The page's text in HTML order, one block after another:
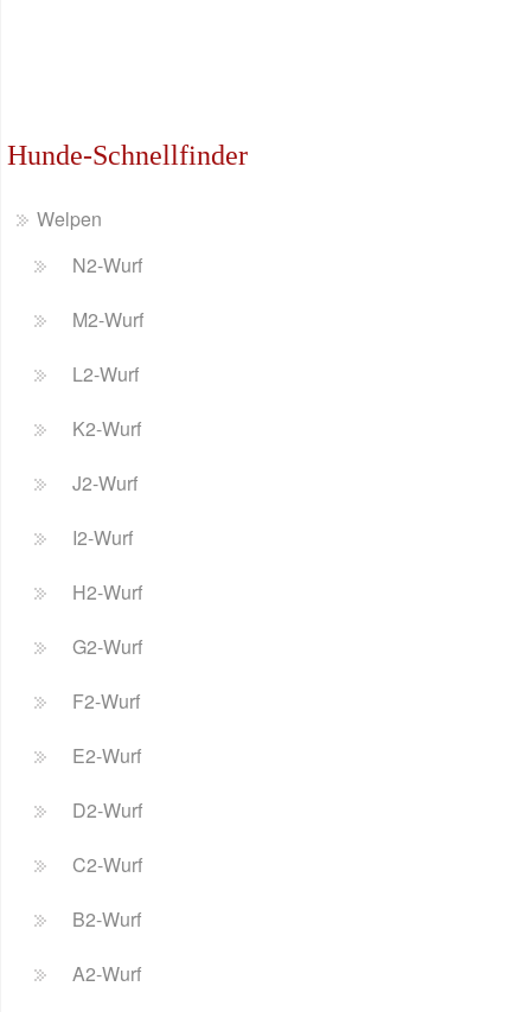
Hunde-Schnellfinder
Welpen
N2-Wurf
M2-Wurf
L2-Wurf
K2-Wurf
J2-Wurf
I2-Wurf
H2-Wurf
G2-Wurf
F2-Wurf
E2-Wurf
D2-Wurf
C2-Wurf
B2-Wurf
A2-Wurf